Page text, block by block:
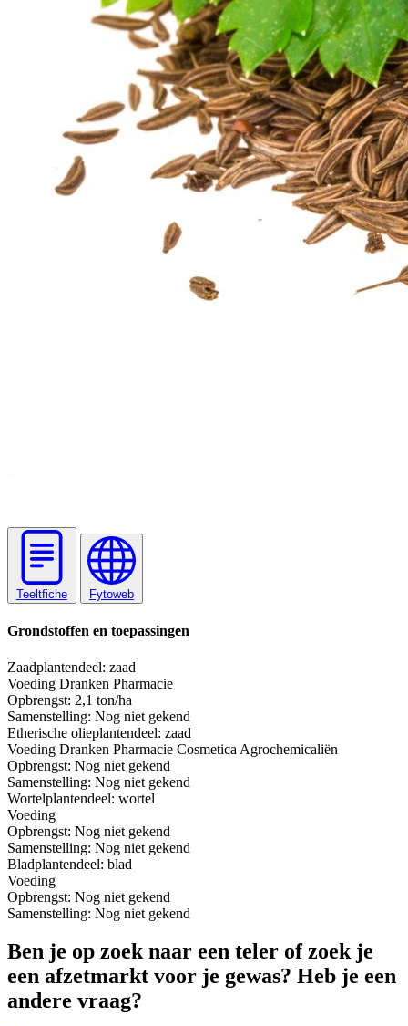
Teeltfiche Fytoweb
Grondstoffen en toepassingen
Zaadplantendeel: zaad
Voeding Dranken Pharmacie
Opbrengst: 2,1 ton/ha
Samenstelling: Nog niet gekend
Etherische olieplantendeel: zaad
Voeding Dranken Pharmacie Cosmetica Agrochemicaliën
Opbrengst: Nog niet gekend
Samenstelling: Nog niet gekend
Wortelplantendeel: wortel
Voeding
Opbrengst: Nog niet gekend
Samenstelling: Nog niet gekend
Bladplantendeel: blad
Voeding
Opbrengst: Nog niet gekend
Samenstelling: Nog niet gekend
Ben je op zoek naar een teler of zoek je
een afzetmarkt voor je gewas? Heb je een
andere vraag?